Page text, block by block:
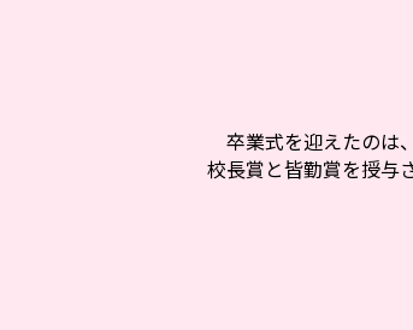
卒業式を迎えたのは
校長賞と皆勤賞を授与